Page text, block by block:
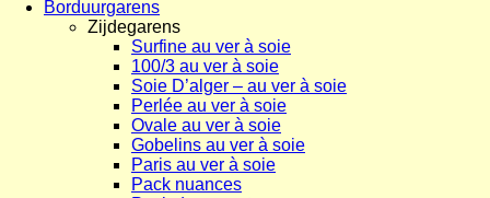
Borduurgarens
Zijdegarens
Surfine au ver à soie
100/3 au ver à soie
Soie D’alger – au ver à soie
Perlée au ver à soie
Ovale au ver à soie
Gobelins au ver à soie
Paris au ver à soie
Pack nuances